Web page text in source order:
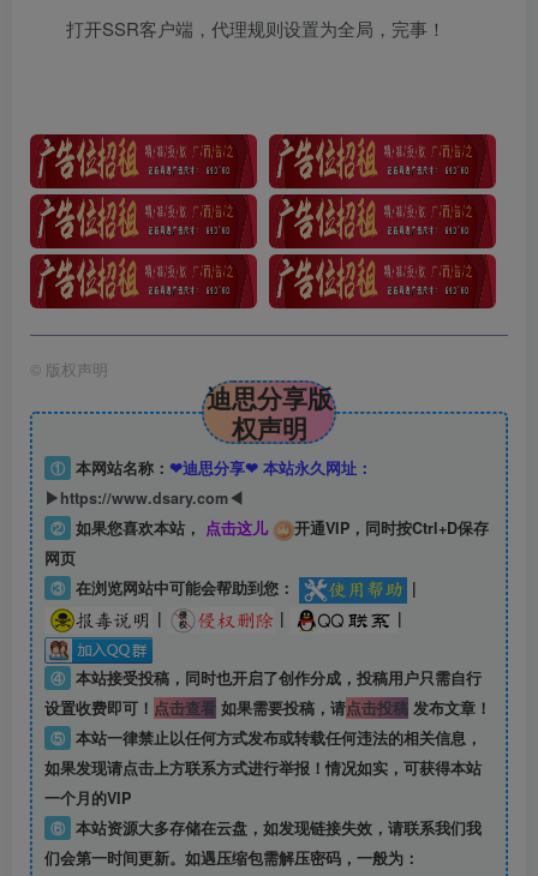
打开SSR客户端，代理规则设置为全局，完事！
© 版权声明
迪思分享版
权声明
① 本网站名称： ❤迪思分享❤ 本站永久网址：
▶https://www.dsary.com◀
② 如果您喜欢本站， 点击这儿
开通VIP，同时按Ctrl+D保存
网页
③ 在浏览网站中可能会帮助到您：
|
|
| |
④ 本站接受投稿，同时也开启了创作分成，投稿用户只需自行
设置收费即可！ 点击查看如果需要投稿，请点击投稿发布文章！
⑤ 本站一律禁止以任何方式发布或转载任何违法的相关信息，
如果发现请点击上方联系方式进行举报！情况如实，可获得本站
一个月的VIP
⑥ 本站资源大多存储在云盘，如发现链接失效，请联系我们我
们会第一时间更新。如遇压缩包需解压密码，一般为：